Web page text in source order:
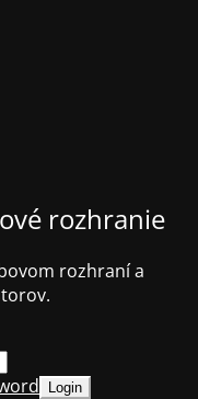
rozhranie
rozhraní a